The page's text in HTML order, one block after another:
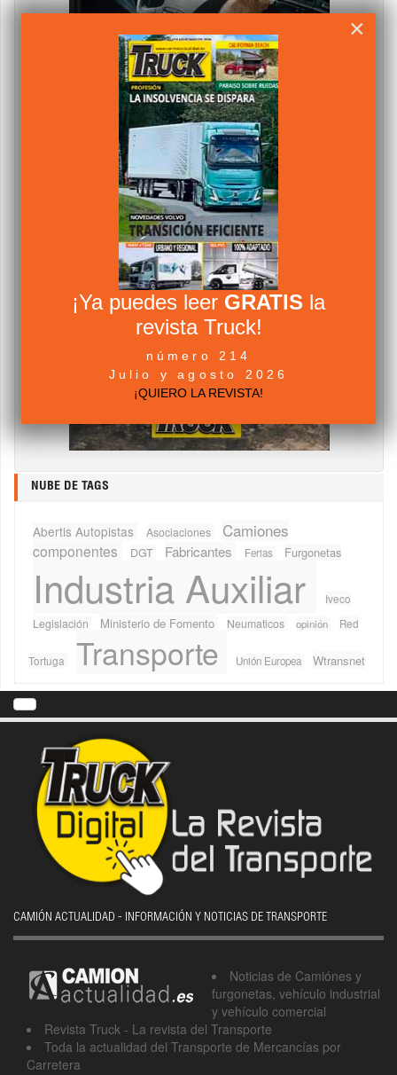
NUBE DE TAGS
Abertis Autopistas Asociaciones Camiones
componentes DGT Fabricantes Ferias Furgonetas
Industria Auxiliar
Iveco
Legislación
Ministerio de Fomento Neumaticos opinión Red
Tortuga Transporte Unión Europea Wtransnet
CAMIÓN ACTUALIDAD - INFORMACIÓN Y NOTICIAS DE TRANSPORTE
Noticias de Camiónes y
furgonetas, vehículo industrial
y vehículo comercial
Revista Truck - La revista del Transporte
Toda la actualidad del Transporte de Mercancías por
Carretera
×
¡Ya puedes leer GRATIS la
revista Truck!
número 214
Julio y agosto 2026
¡QUIERO LA REVISTA!